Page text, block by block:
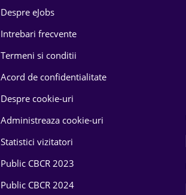
Despre eJobs
Intrebari frecvente
Termeni si conditii
Acord de confidentialitate
Despre cookie-uri
Administreaza cookie-uri
Statistici vizitatori
Public CBCR 2023
Public CBCR 2024